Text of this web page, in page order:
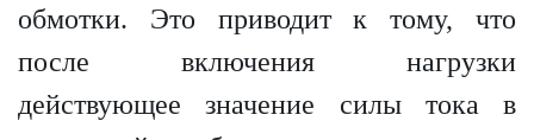
обмотки. Это приводит к тому, что
после включения нагрузки
действующее значение силы тока в